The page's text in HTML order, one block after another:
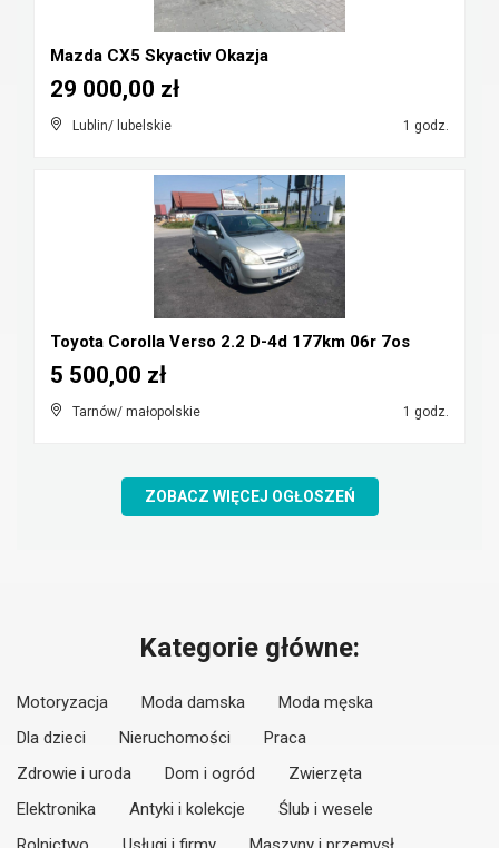
Mazda CX5 Skyactiv Okazja
Lublin/ lubelskie 1 godz.
29 000,00 zł
Toyota Corolla Verso 2.2 D-4d 177km 06r 7os
Tarnów/ małopolskie 1 godz.
5 500,00 zł
ZOBACZ WIĘCEJ OGŁOSZEŃ
Kategorie główne:
Motoryzacja Moda damska
Moda męska
Dla dzieci
Nieruchomości
Praca
Zdrowie i uroda
Dom i ogród
Zwierzęta
Elektronika
Antyki i kolekcje
Ślub i wesele